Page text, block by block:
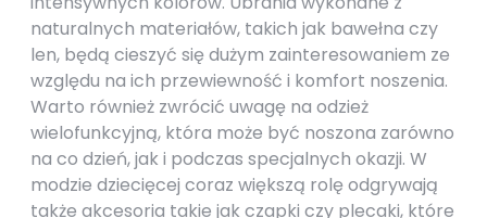
naturalnych materiałów, takich jak bawełna czy
len, będą cieszyć się dużym zainteresowaniem ze
względu na ich przewiewność i komfort noszenia.
Warto również zwrócić uwagę na odzież
wielofunkcyjną, która może być noszona zarówno
na co dzień, jak i podczas specjalnych okazji. W
modzie dziecięcej coraz większą rolę odgrywają
także akcesoria takie jak czapki czy plecaki, które